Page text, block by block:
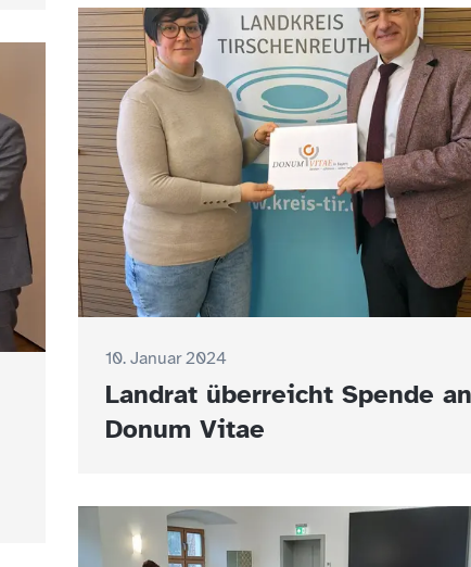
10. Januar 2024
Landrat überreicht Spende an
Donum Vitae